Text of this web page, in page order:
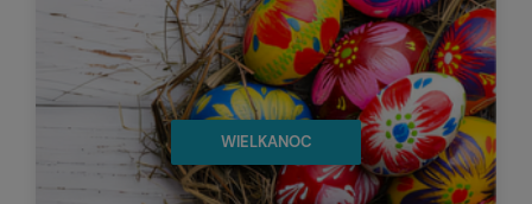
WIELKANOC